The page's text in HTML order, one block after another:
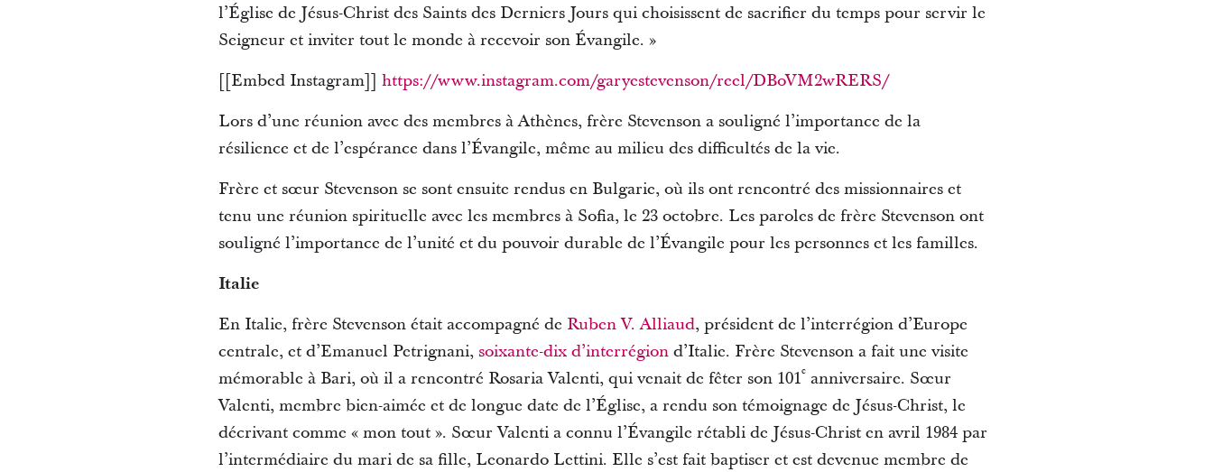
l’Église de Jésus-Christ des Saints des Derniers Jours qui choisissent de sacrifier du temps pour servir le
Seigneur et inviter tout le monde à recevoir son Évangile. »
[[Embed Instagram]] https://www.instagram.com/garyestevenson/reel/DBoVM2wRERS/
Lors d’une réunion avec des membres à Athènes, frère Stevenson a souligné l’importance de la
résilience et de l’espérance dans l’Évangile, même au milieu des difficultés de la vie.
Frère et sœur Stevenson se sont ensuite rendus en Bulgarie, où ils ont rencontré des missionnaires et
tenu une réunion spirituelle avec les membres à Sofia, le 23 octobre. Les paroles de frère Stevenson ont
souligné l’importance de l’unité et du pouvoir durable de l’Évangile pour les personnes et les familles.
Italie
En Italie, frère Stevenson était accompagné de Ruben V. Alliaud, président de l’interrégion d’Europe
centrale, et d’Emanuel Petrignani, soixante-dix d’interrégiond’Italie. Frère Stevenson a fait une visite
mémorable à Bari, où il a rencontré Rosaria Valenti, qui venait de fêter son 101eanniversaire. Sœur
Valenti, membre bien-aimée et de longue date de l’Église, a rendu son témoignage de Jésus-Christ, le
décrivant comme « mon tout ». Sœur Valenti a connu l’Évangile rétabli de Jésus-Christ en avril 1984 par
l’intermédiaire du mari de sa fille, Leonardo Lettini. Elle s’est fait baptiser et est devenue membre de